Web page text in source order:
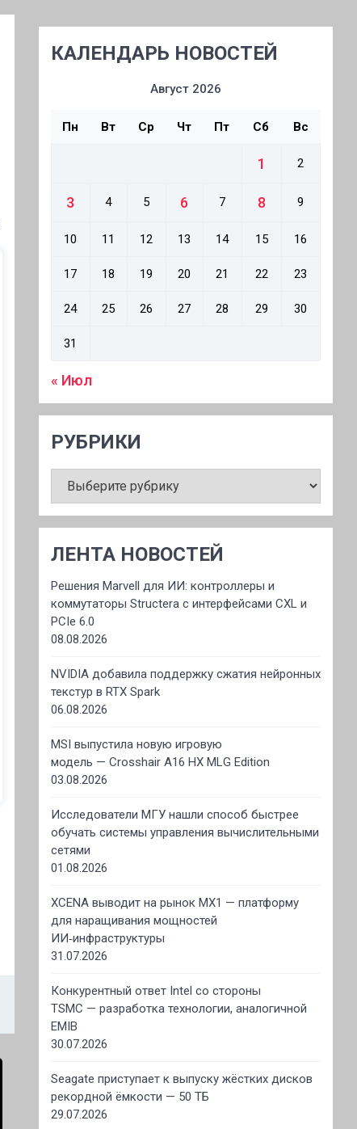
КАЛЕНДАРЬ НОВОСТЕЙ
Август 2026
Пн Вт Ср Чт Пт Сб Вс
1 2
3 4 5 6 7 8 9
10 11 12 13 14 15 16
17 18 19 20 21 22 23
24 25 26 27 28 29 30
31
« Июл
РУБРИКИ
ЛЕНТА НОВОСТЕЙ
Решения Marvell для ИИ: контроллеры и
коммутаторы Structera с интерфейсами CXL и
PCIe 6.0
08.08.2026
NVIDIA добавила поддержку сжатия нейронных
текстур в RTX Spark
06.08.2026
MSI выпустила новую игровую
модель — Crosshair A16 HX MLG Edition
03.08.2026
Исследователи МГУ нашли способ быстрее
обучать системы управления вычислительными
сетями
01.08.2026
XCENA выводит на рынок MX1 — платформу
для наращивания мощностей
ИИ‑инфраструктуры
31.07.2026
Конкурентный ответ Intel со стороны
TSMC — разработка технологии, аналогичной
EMIB
30.07.2026
Seagate приступает к выпуску жёстких дисков
рекордной ёмкости — 50 ТБ
29.07.2026